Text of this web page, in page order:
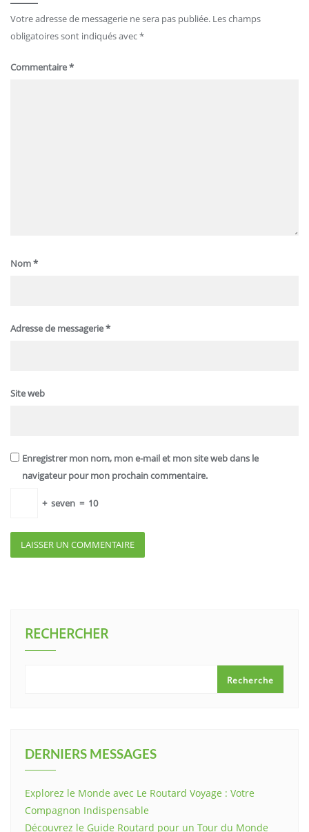
Votre adresse de messagerie ne sera pas publiée. Les champs
obligatoires sont indiqués avec*
Commentaire*
Nom*
Adresse de messagerie*
Site web
Enregistrer mon nom, mon e-mail et mon site web dans le
navigateur pour mon prochain commentaire.
+ seven = 10
RECHERCHER
Recherche
DERNIERS MESSAGES
Explorez le Monde avec Le Routard Voyage : Votre
Compagnon Indispensable
Découvrez le Guide Routard pour un Tour du Monde